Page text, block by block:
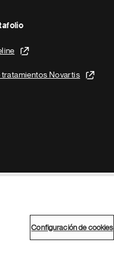
tratamientos Novartis
Configuración de cookies